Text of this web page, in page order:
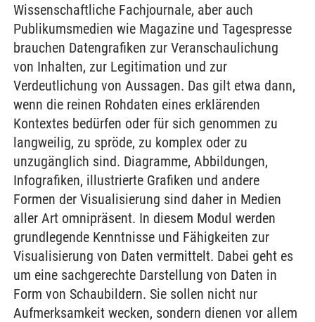
Wissenschaftliche Fachjournale, aber auch
Publikumsmedien wie Magazine und Tagespresse
brauchen Datengrafiken zur Veranschaulichung
von Inhalten, zur Legitimation und zur
Verdeutlichung von Aussagen. Das gilt etwa dann,
wenn die reinen Rohdaten eines erklärenden
Kontextes bedürfen oder für sich genommen zu
langweilig, zu spröde, zu komplex oder zu
unzugänglich sind. Diagramme, Abbildungen,
Infografiken, illustrierte Grafiken und andere
Formen der Visualisierung sind daher in Medien
aller Art omnipräsent. In diesem Modul werden
grundlegende Kenntnisse und Fähigkeiten zur
Visualisierung von Daten vermittelt. Dabei geht es
um eine sachgerechte Darstellung von Daten in
Form von Schaubildern. Sie sollen nicht nur
Aufmerksamkeit wecken, sondern dienen vor allem